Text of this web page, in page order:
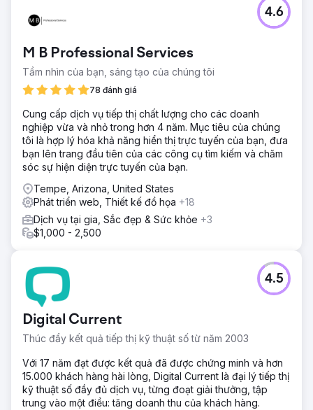
M B Professional Services
Tầm nhìn của bạn, sáng tạo của chúng tôi
78 đánh giá
4.6
Cung cấp dịch vụ tiếp thị chất lượng cho các doanh
nghiệp vừa và nhỏ trong hơn 4 năm. Mục tiêu của chúng
tôi là hợp lý hóa khả năng hiển thị trực tuyến của bạn, đưa
bạn lên trang đầu tiên của các công cụ tìm kiếm và chăm
sóc sự hiện diện trực tuyến của bạn.
Tempe, Arizona, United States
Phát triển web, Thiết kế đồ họa +18
Dịch vụ tại gia, Sắc đẹp & Sức khỏe +3
$1,000 - 2,500
Digital Current
Thúc đẩy kết quả tiếp thị kỹ thuật số từ năm 2003
4.5
Với 17 năm đạt được kết quả đã được chứng minh và hơn
15.000 khách hàng hài lòng, Digital Current là đại lý tiếp thị
kỹ thuật số đầy đủ dịch vụ, từng đoạt giải thưởng, tập
trung vào một điều: tăng doanh thu của khách hàng.